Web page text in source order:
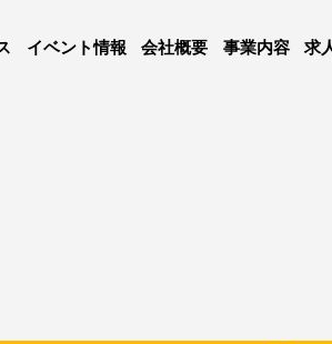
イベント情報 会社概要 事業内容 求